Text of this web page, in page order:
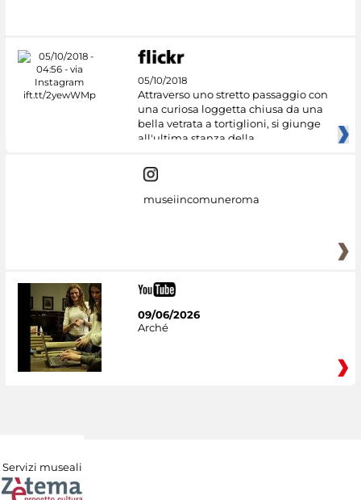
05/10/2018
Attraverso uno stretto passaggio con
una curiosa loggetta chiusa da una
bella vetrata a tortiglioni, si giunge
all'ultima stanza della
museiincomuneroma
09/06/2026
Arché
Servizi museali